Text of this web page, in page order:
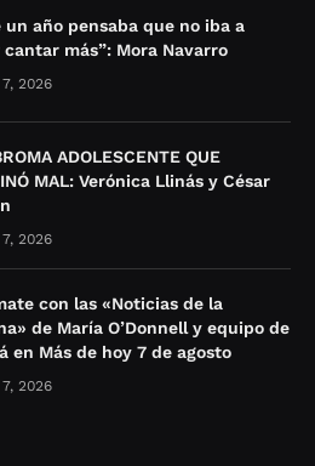
un año pensaba que no iba a
cantar más”: Mora Navarro
2026
ADOLESCENTE QUE
MAL: Verónica Llinás y César
2026
con las «Noticias de la
de María O’Donnell y equipo de
en Más de hoy 7 de agosto
2026